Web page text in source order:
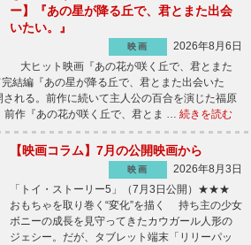
ー】『あの星が降る丘で、君とまた出会
いたい。』
映画
2026年8月6日
大ヒット映画『あの花が咲く丘で、君とまた
結編『あの星が降る丘で、君とまた出会いた
れる。前作に続いて主人公の百合を演じた福原
作『あの花が咲く丘で、君とま … 続きを読む
【映画コラム】7月の公開映画から
映画
2026年8月3日
「トイ・ストーリー5」（7月3日公開）★★★
おもちゃを取り巻く“変化”を描く 持ち主の少女
ボニーの成長を見守ってきたカウガール人形の
ジェシー。だが、タブレット端末「リリーパッ